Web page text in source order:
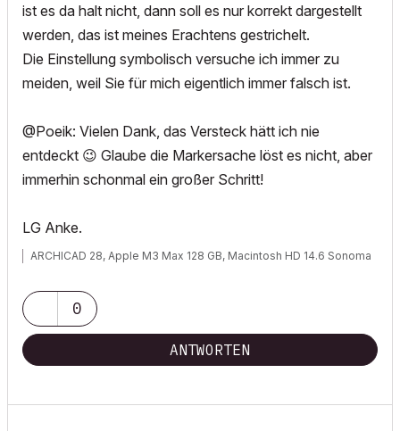
ist es da halt nicht, dann soll es nur korrekt dargestellt
werden, das ist meines Erachtens gestrichelt.
Die Einstellung symbolisch versuche ich immer zu
meiden, weil Sie für mich eigentlich immer falsch ist.
@Poeik: Vielen Dank, das Versteck hätt ich nie
entdeckt 😉 Glaube die Markersache löst es nicht, aber
immerhin schonmal ein großer Schritt!
LG Anke.
ARCHICAD 28, Apple M3 Max 128 GB, Macintosh HD 14.6 Sonoma
0
ANTWORTEN